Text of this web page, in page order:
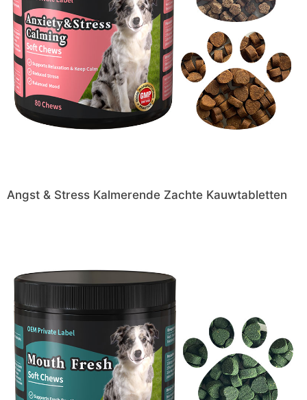
Angst & Stress Kalmerende Zachte Kauwtabletten